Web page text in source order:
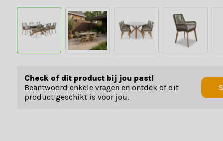
Check of dit product bij jou past!
Beantwoord enkele vragen en ontdek of dit
product geschikt is voor jou.